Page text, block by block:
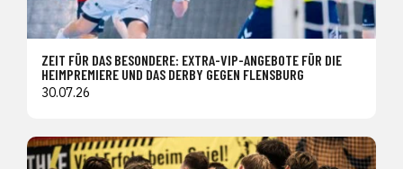
ZEIT FÜR DAS BESONDERE: EXTRA-VIP-ANGEBOTE FÜR DIE
HEIMPREMIERE UND DAS DERBY GEGEN FLENSBURG
30.07.26